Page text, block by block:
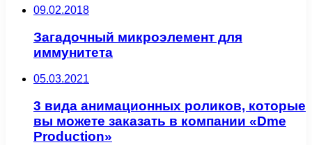
09.02.2018
Загадочный микроэлемент для
иммунитета
05.03.2021
3 вида анимационных роликов, которые
вы можете заказать в компании «Dme
Production»